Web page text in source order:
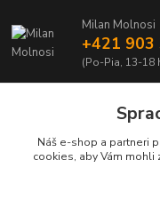
Milan Molnosi
+421 903
(Po-Pia, 13-18
Náš e-shop a partneri
cookies, aby Vám mohli